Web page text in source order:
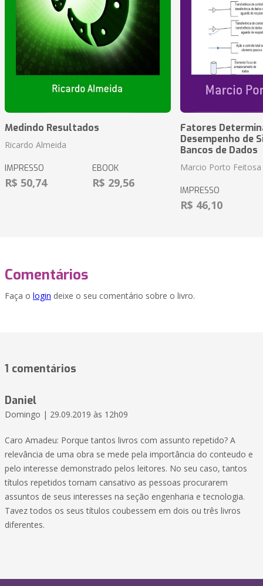
Medindo Resultados
Ricardo Almeida
IMPRESSO
R$ 50,74
EBOOK
R$ 29,56
Fatores
Desempenho de
Bancos de Dados
Marcio Porto Feitosa
IMPRESSO
R$ 46,10
Comentários
Faça o login deixe o seu comentário sobre o livro.
1 comentários
Daniel
Domingo | 29.09.2019 às 12h09
Caro Amadeu: Porque tantos livros com assunto repetido? A
relevância de uma obra se mede pela importância do conteudo e
pelo interesse demonstrado pelos leitores. No seu caso, tantos
títulos repetidos tornam cansativo as pessoas procurarem
assuntos de seus interesses na seção engenharia e tecnologia.
Tavez todos os seus títulos coubessem em dois ou três livros
diferentes.